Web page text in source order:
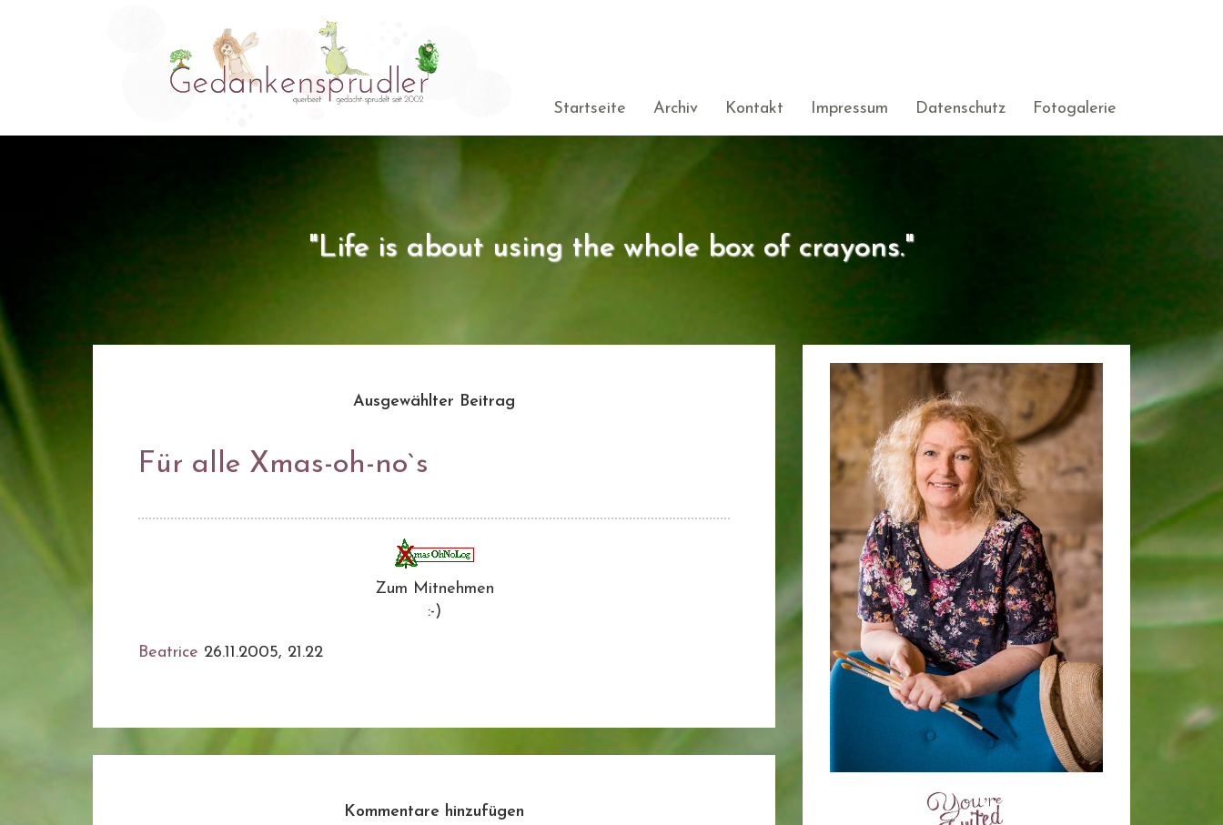
Startseite Archiv Kontakt Impressum Datenschutz Fotogalerie
"Life is about using the whole box of crayons."
Ausgewählter Beitrag
Für alle Xmas-oh-no`s
Zum Mitnehmen
:-)
Beatrice 26.11.2005, 21.22
Kommentare hinzufügen